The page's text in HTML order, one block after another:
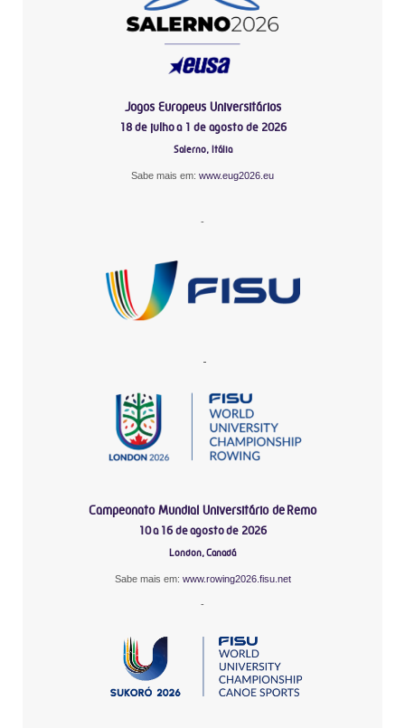
Jogos Europeus Universitários
18 de julho a 1 de agosto de 2026
Salerno, Itália
Sabe mais em: www.eug2026.eu
-
-
Campeonato Mundial Universitário de Remo
10 a 16 de agosto de 2026
London, Canadá
Sabe mais em: www.rowing2026.fisu.net
-